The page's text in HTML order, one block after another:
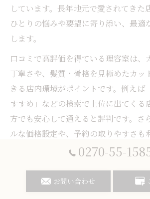
しています。長年地元で愛されてきた
ひとりの悩みや要望に寄り添い、最適
します。
口コミで高評価を得ている理容室は、
丁寧さや、髪質・骨格を見極めたカッ
きる店内環境がポイントです。例えば
すすめ」などの検索で上位に出てくる
方でも安心して通えると評判です。さ
ルな価格設定や、予約の取りやすさも
れる理由となっています。
注意点としては、人気店の場合は予約
があるため、早めの予約やキャンセル
0270-55-
お問い合わせ